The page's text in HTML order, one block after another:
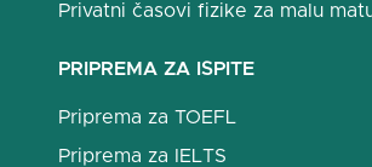
Privatni časovi fizike za malu
PRIPREMA ZA ISPITE
Priprema za TOEFL
Priprema za IELTS